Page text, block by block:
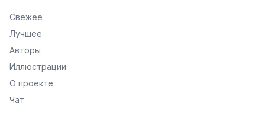
Свежее
Лучшее
Авторы
Иллюстрации
О проекте
Чат